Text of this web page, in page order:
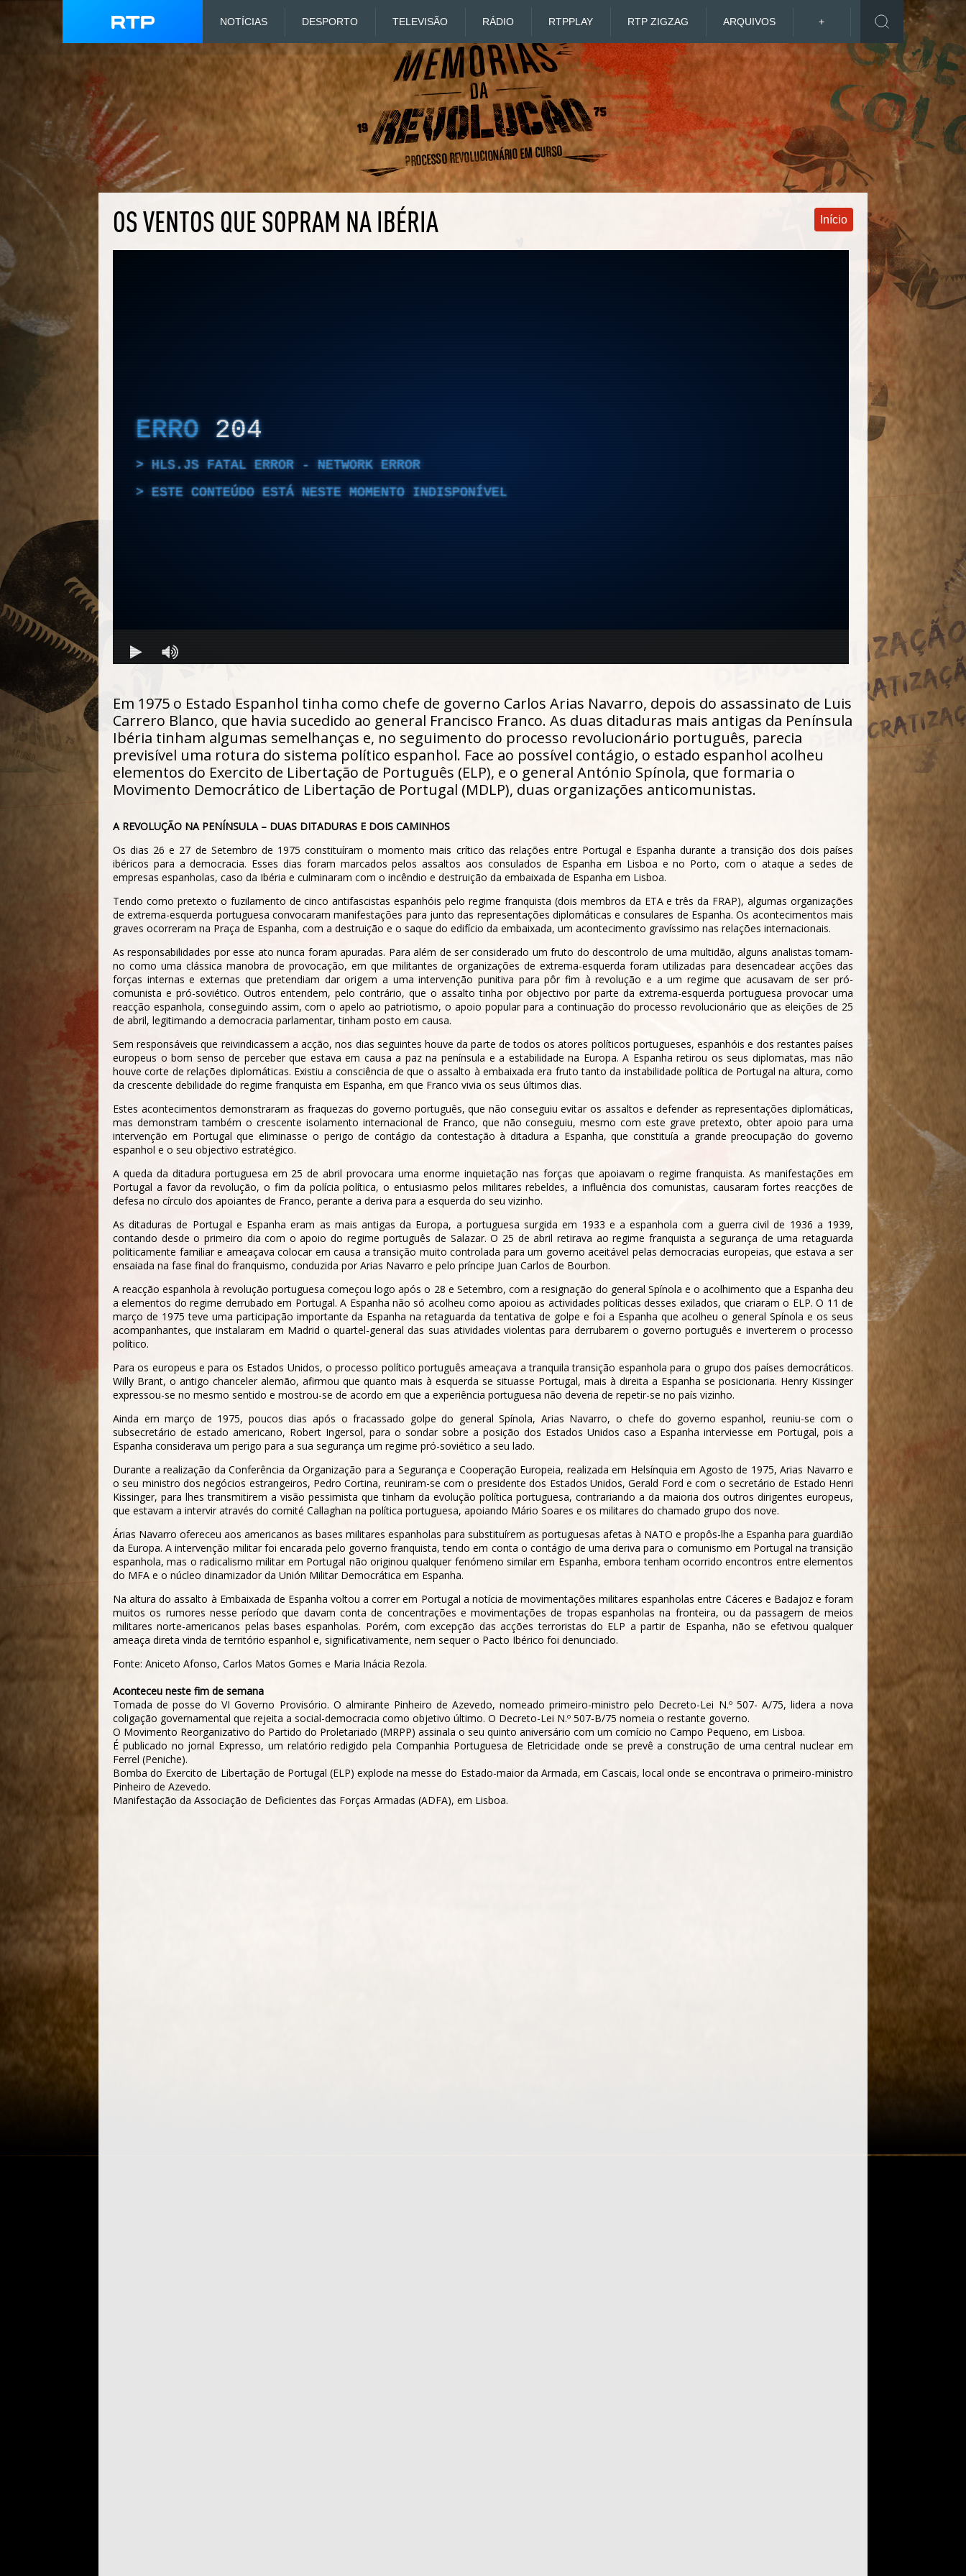
NOTÍCIAS DESPORTO TELEVISÃO RÁDIO RTPPLAY RTP ZIGZAG ARQUIVOS +
OS VENTOS QUE SOPRAM NA IBÉRIA Início
Em 1975 o Estado Espanhol tinha como chefe de governo Carlos Arias Navarro, depois do assassinato de Luis
Carrero Blanco, que havia sucedido ao general Francisco Franco. As duas ditaduras mais antigas da Península
Ibéria tinham algumas semelhanças e, no seguimento do processo revolucionário português, parecia
previsível uma rotura do sistema político espanhol. Face ao possível contágio, o estado espanhol acolheu
elementos do Exercito de Libertação de Português (ELP), e o general António Spínola, que formaria o
Movimento Democrático de Libertação de Portugal (MDLP), duas organizações anticomunistas.
A REVOLUÇÃO NA PENÍNSULA – DUAS DITADURAS E DOIS CAMINHOS
Os dias 26 e 27 de Setembro de 1975 constituíram o momento mais crítico das relações entre Portugal e Espanha durante a transição dos dois países
ibéricos para a democracia. Esses dias foram marcados pelos assaltos aos consulados de Espanha em Lisboa e no Porto, com o ataque a sedes de
empresas espanholas, caso da Ibéria e culminaram com o incêndio e destruição da embaixada de Espanha em Lisboa.
Tendo como pretexto o fuzilamento de cinco antifascistas espanhóis pelo regime franquista (dois membros da ETA e três da FRAP), algumas organizações
de extrema-esquerda portuguesa convocaram manifestações para junto das representações diplomáticas e consulares de Espanha. Os acontecimentos mais
graves ocorreram na Praça de Espanha, com a destruição e o saque do edifício da embaixada, um acontecimento gravíssimo nas relações internacionais.
As responsabilidades por esse ato nunca foram apuradas. Para além de ser considerado um fruto do descontrolo de uma multidão, alguns analistas tomam-
no como uma clássica manobra de provocação, em que militantes de organizações de extrema-esquerda foram utilizadas para desencadear acções das
forças internas e externas que pretendiam dar origem a uma intervenção punitiva para pôr fim à revolução e a um regime que acusavam de ser pró-
comunista e pró-soviético. Outros entendem, pelo contrário, que o assalto tinha por objectivo por parte da extrema-esquerda portuguesa provocar uma
reacção espanhola, conseguindo assim, com o apelo ao patriotismo, o apoio popular para a continuação do processo revolucionário que as eleições de 25
de abril, legitimando a democracia parlamentar, tinham posto em causa.
Sem responsáveis que reivindicassem a acção, nos dias seguintes houve da parte de todos os atores políticos portugueses, espanhóis e dos restantes países
europeus o bom senso de perceber que estava em causa a paz na península e a estabilidade na Europa. A Espanha retirou os seus diplomatas, mas não
houve corte de relações diplomáticas. Existiu a consciência de que o assalto à embaixada era fruto tanto da instabilidade política de Portugal na altura, como
da crescente debilidade do regime franquista em Espanha, em que Franco vivia os seus últimos dias.
Estes acontecimentos demonstraram as fraquezas do governo português, que não conseguiu evitar os assaltos e defender as representações diplomáticas,
mas demonstram também o crescente isolamento internacional de Franco, que não conseguiu, mesmo com este grave pretexto, obter apoio para uma
intervenção em Portugal que eliminasse o perigo de contágio da contestação à ditadura a Espanha, que constituía a grande preocupação do governo
espanhol e o seu objectivo estratégico.
A queda da ditadura portuguesa em 25 de abril provocara uma enorme inquietação nas forças que apoiavam o regime franquista. As manifestações em
Portugal a favor da revolução, o fim da polícia política, o entusiasmo pelos militares rebeldes, a influência dos comunistas, causaram fortes reacções de
defesa no círculo dos apoiantes de Franco, perante a deriva para a esquerda do seu vizinho.
As ditaduras de Portugal e Espanha eram as mais antigas da Europa, a portuguesa surgida em 1933 e a espanhola com a guerra civil de 1936 a 1939,
contando desde o primeiro dia com o apoio do regime português de Salazar. O 25 de abril retirava ao regime franquista a segurança de uma retaguarda
politicamente familiar e ameaçava colocar em causa a transição muito controlada para um governo aceitável pelas democracias europeias, que estava a ser
ensaiada na fase final do franquismo, conduzida por Arias Navarro e pelo príncipe Juan Carlos de Bourbon.
A reacção espanhola à revolução portuguesa começou logo após o 28 e Setembro, com a resignação do general Spínola e o acolhimento que a Espanha deu
a elementos do regime derrubado em Portugal. A Espanha não só acolheu como apoiou as actividades políticas desses exilados, que criaram o ELP. O 11 de
março de 1975 teve uma participação importante da Espanha na retaguarda da tentativa de golpe e foi a Espanha que acolheu o general Spínola e os seus
acompanhantes, que instalaram em Madrid o quartel-general das suas atividades violentas para derrubarem o governo português e inverterem o processo
político.
Para os europeus e para os Estados Unidos, o processo político português ameaçava a tranquila transição espanhola para o grupo dos países democráticos.
Willy Brant, o antigo chanceler alemão, afirmou que quanto mais à esquerda se situasse Portugal, mais à direita a Espanha se posicionaria. Henry Kissinger
expressou-se no mesmo sentido e mostrou-se de acordo em que a experiência portuguesa não deveria de repetir-se no país vizinho.
Ainda em março de 1975, poucos dias após o fracassado golpe do general Spínola, Arias Navarro, o chefe do governo espanhol, reuniu-se com o
subsecretário de estado americano, Robert Ingersol, para o sondar sobre a posição dos Estados Unidos caso a Espanha interviesse em Portugal, pois a
Espanha considerava um perigo para a sua segurança um regime pró-soviético a seu lado.
Durante a realização da Conferência da Organização para a Segurança e Cooperação Europeia, realizada em Helsínquia em Agosto de 1975, Arias Navarro e
o seu ministro dos negócios estrangeiros, Pedro Cortina, reuniram-se com o presidente dos Estados Unidos, Gerald Ford e com o secretário de Estado Henri
Kissinger, para lhes transmitirem a visão pessimista que tinham da evolução política portuguesa, contrariando a da maioria dos outros dirigentes europeus,
que estavam a intervir através do comité Callaghan na política portuguesa, apoiando Mário Soares e os militares do chamado grupo dos nove.
Árias Navarro ofereceu aos americanos as bases militares espanholas para substituírem as portuguesas afetas à NATO e propôs-lhe a Espanha para guardião
da Europa. A intervenção militar foi encarada pelo governo franquista, tendo em conta o contágio de uma deriva para o comunismo em Portugal na transição
espanhola, mas o radicalismo militar em Portugal não originou qualquer fenómeno similar em Espanha, embora tenham ocorrido encontros entre elementos
do MFA e o núcleo dinamizador da Unión Militar Democrática em Espanha.
Na altura do assalto à Embaixada de Espanha voltou a correr em Portugal a notícia de movimentações militares espanholas entre Cáceres e Badajoz e foram
muitos os rumores nesse período que davam conta de concentrações e movimentações de tropas espanholas na fronteira, ou da passagem de meios
militares norte-americanos pelas bases espanholas. Porém, com excepção das acções terroristas do ELP a partir de Espanha, não se efetivou qualquer
ameaça direta vinda de território espanhol e, significativamente, nem sequer o Pacto Ibérico foi denunciado.
Fonte: Aniceto Afonso, Carlos Matos Gomes e Maria Inácia Rezola.
Aconteceu neste fim de semana
Tomada de posse do VI Governo Provisório. O almirante Pinheiro de Azevedo, nomeado primeiro-ministro pelo Decreto-Lei N.º 507- A/75, lidera a nova
coligação governamental que rejeita a social-democracia como objetivo último. O Decreto-Lei N.º 507-B/75 nomeia o restante governo.
O Movimento Reorganizativo do Partido do Proletariado (MRPP) assinala o seu quinto aniversário com um comício no Campo Pequeno, em Lisboa.
É publicado no jornal Expresso, um relatório redigido pela Companhia Portuguesa de Eletricidade onde se prevê a construção de uma central nuclear em
Ferrel (Peniche).
Bomba do Exercito de Libertação de Portugal (ELP) explode na messe do Estado-maior da Armada, em Cascais, local onde se encontrava o primeiro-ministro
Pinheiro de Azevedo.
Manifestação da Associação de Deficientes das Forças Armadas (ADFA), em Lisboa.